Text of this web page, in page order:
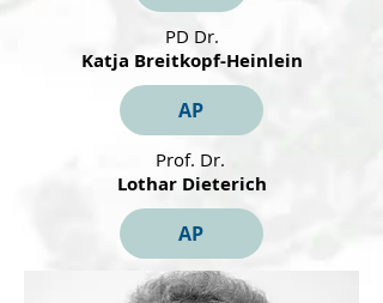
PD Dr.
Katja Breitkopf-Heinlein
AP
Prof. Dr.
Lothar Dieterich
AP